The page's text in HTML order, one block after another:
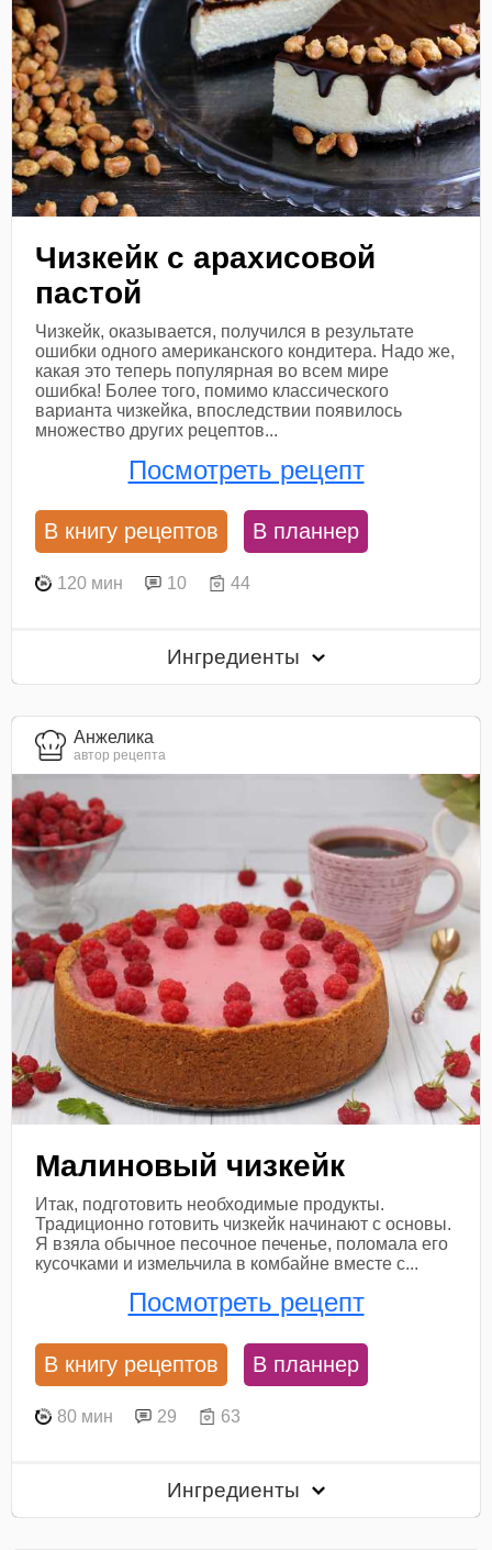
Чизкейк с арахисовой
пастой
Чизкейк, оказывается, получился в результате
ошибки одного американского кондитера. Надо же,
какая это теперь популярная во всем мире
ошибка! Более того, помимо классического
варианта чизкейка, впоследствии появилось
множество других рецептов...
Посмотреть рецепт
В книгу рецептов В планнер
120 мин 10 44
Ингредиенты
Анжелика
автор рецепта
Малиновый чизкейк
Итак, подготовить необходимые продукты.
Традиционно готовить чизкейк начинают с основы.
Я взяла обычное песочное печенье, поломала его
кусочками и измельчила в комбайне вместе с...
Посмотреть рецепт
В книгу рецептов В планнер
80 мин 29 63
Ингредиенты